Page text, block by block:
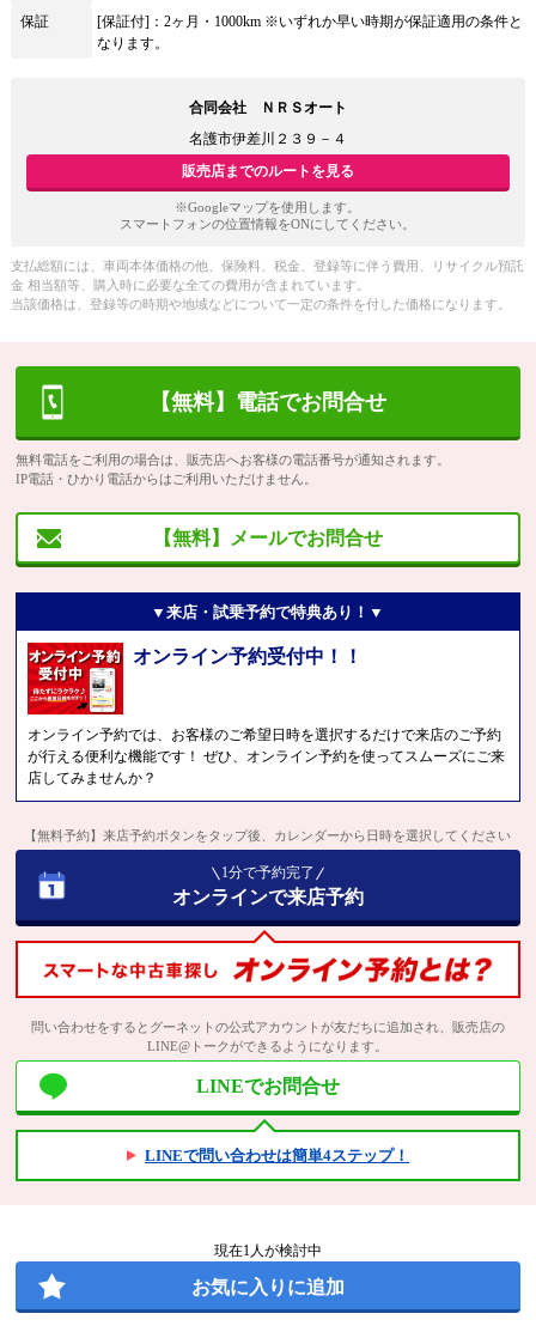
保証
[保証付]：2ヶ月・1000km ※いずれか早い時期が保証適用の条件と
なります。
合同会社 ＮＲＳオート
名護市伊差川２３９－４
販売店までのルートを見る
※Googleマップを使用します。
スマートフォンの位置情報をONにしてください。
支払総額には、車両本体価格の他、保険料、税金、登録等に伴う費用、リサイクル預託
金 相当額等、購入時に必要な全ての費用が含まれています。
当該価格は、登録等の時期や地域などについて一定の条件を付した価格になります。
【無料】電話でお問合せ
無料電話をご利用の場合は、販売店へお客様の電話番号が通知されます。
IP電話・ひかり電話からはご利用いただけません。
【無料】メールでお問合せ
▼来店・試乗予約で特典あり！▼
オンライン予約受付中！！
オンライン予約では、お客様のご希望日時を選択するだけで来店のご予約
が行える便利な機能です！ ぜひ、オンライン予約を使ってスムーズにご来
店してみませんか？
【無料予約】来店予約ボタンをタップ後、カレンダーから日時を選択してください
1分で予約完了
オンラインで来店予約
問い合わせをするとグーネットの公式アカウントが友だちに追加され、販売店の
LINE@トークができるようになります。
LINEでお問合せ
LINEで問い合わせは簡単4ステップ！
現在1人が検討中
お気に入りに追加